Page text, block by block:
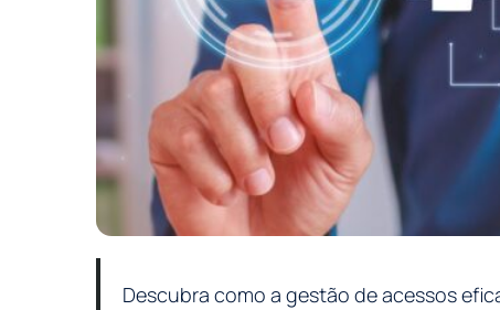
Descubra como a gestão de acessos